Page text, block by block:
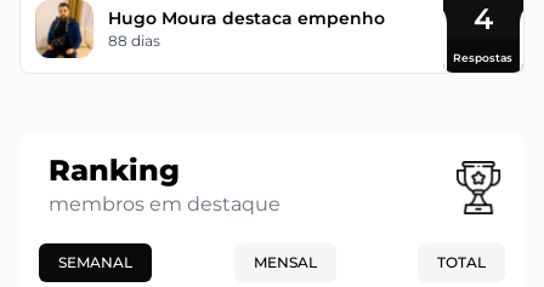
Hugo Moura destaca empenho
88 dias
4
Respostas
Ranking
membros em destaque
SEMANAL MENSAL TOTAL